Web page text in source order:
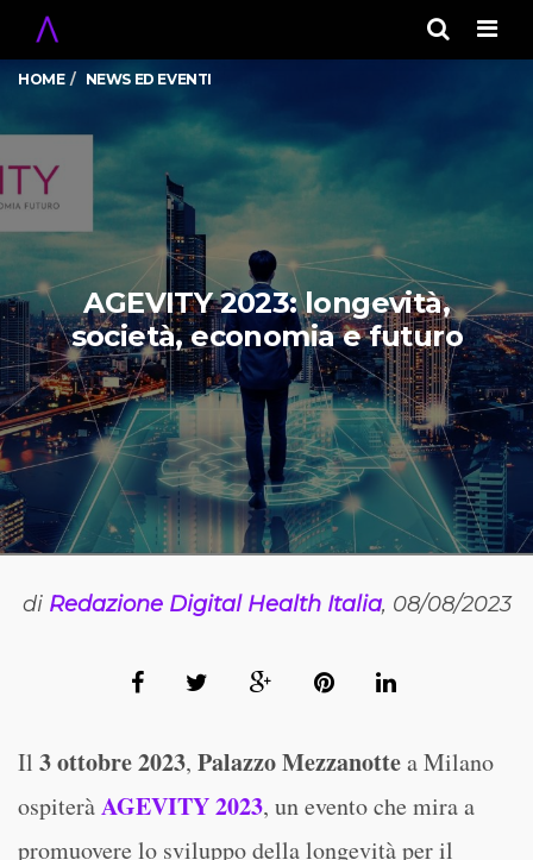
HOME NEWS ED EVENTI
AGEVITY 2023: longevità,
società, economia e futuro
di Redazione Digital Health Italia, 08/08/2023
Il 3 ottobre 2023, Palazzo Mezzanottea Milano
ospiteràAGEVITY 2023, un evento che mira a
promuovere lo sviluppo della longevità per il